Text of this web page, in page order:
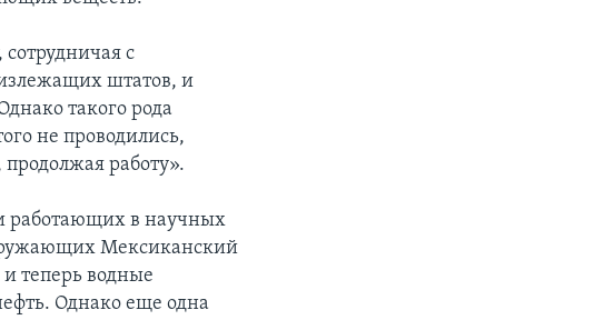
с
штатов, и
такого рода
не проводились,
работу».
работающих в научных
Мексиканский
теперь водные
Однако еще одна